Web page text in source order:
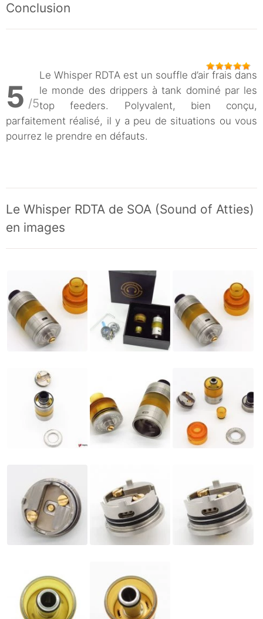
Conclusion
5 /5
Le Whisper RDTA est un souffle d’air frais dans
le monde des drippers à tank dominé par les
top feeders. Polyvalent, bien conçu,
parfaitement réalisé, il y a peu de situations ou vous
pourrez le prendre en défauts.
Le Whisper RDTA de SOA (Sound of Atties)
en images